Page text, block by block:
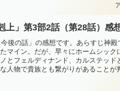
上」第3部2話（第28話）感
後の話」の感想です。あらすじ神殿
マイン。だが、早々にホームシック
とフェルディナンド、カルステッド
人物で貴族とも繋がりがあることが